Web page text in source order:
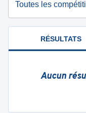
Toutes les
RÉSULTATS
Aucun